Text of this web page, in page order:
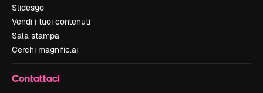
Slidesgo
Vendi i tuoi contenuti
Sala stampa
Cerchi magnific.ai
Contattaci